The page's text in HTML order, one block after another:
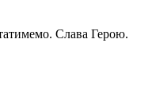
Слава Герою.